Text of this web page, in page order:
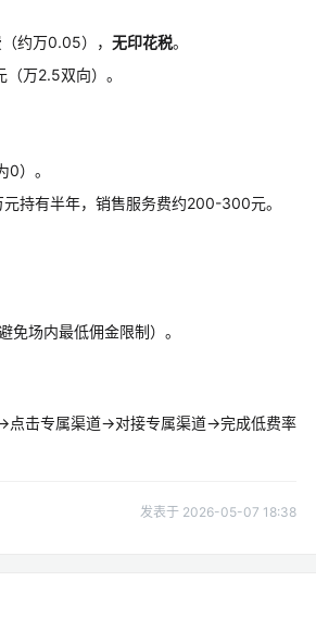
约万0.05）， 无印花税。
万2.5双向）。
）。
持有半年，销售服务费约200-300元。
免场内最低佣金限制）。
点击专属渠道→对接专属渠道→完成低费率
发表于 2026-05-07 18:38